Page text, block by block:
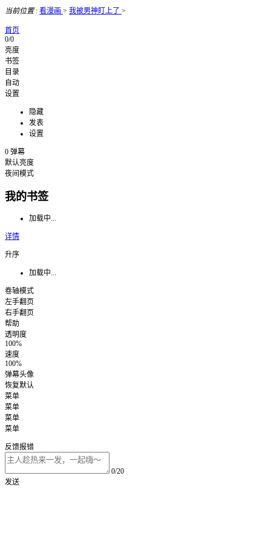
当前位置: 看漫画 > 我被男神盯上了 >
首页
0/0
亮度
书签
目录
自动
设置
隐藏
发表
设置
0 弹幕
默认亮度
夜间模式
我的书签
加载中...
详情
升序
加载中...
卷轴模式
左手翻页
右手翻页
帮助
透明度
100%
速度
100%
弹幕头像
恢复默认
菜单
菜单
菜单
菜单
反馈报错
0/20
发送